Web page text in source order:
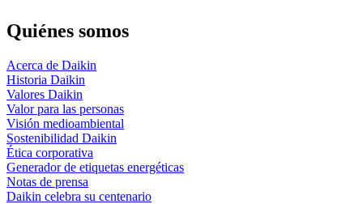
Quiénes somos
Acerca de Daikin
Historia Daikin
Valores Daikin
Valor para las personas
Visión medioambiental
Sostenibilidad Daikin
Ética corporativa
Generador de etiquetas energéticas
Notas de prensa
Daikin celebra su centenario